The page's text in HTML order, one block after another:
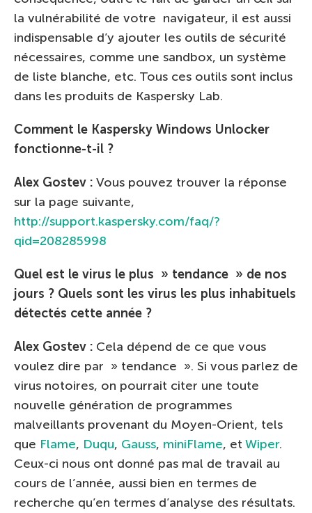
la vulnérabilité de votre navigateur, il est aussi
indispensable d’y ajouter les outils de sécurité
nécessaires, comme une sandbox, un système
de liste blanche, etc. Tous ces outils sont inclus
dans les produits de Kaspersky Lab.
Comment le Kaspersky Windows Unlocker
fonctionne-t-il ?
Alex Gostev : Vous pouvez trouver la réponse
sur la page suivante,
http://support.kaspersky.com/faq/?
qid=208285998
Quel est le virus le plus » tendance » de nos
jours ? Quels sont les virus les plus inhabituels
détectés cette année ?
Alex Gostev : Cela dépend de ce que vous
voulez dire par » tendance ». Si vous parlez de
virus notoires, on pourrait citer une toute
nouvelle génération de programmes
malveillants provenant du Moyen-Orient, tels
que Flame, Duqu, Gauss, miniFlame, et Wiper.
Ceux-ci nous ont donné pas mal de travail au
cours de l’année, aussi bien en termes de
recherche qu’en termes d’analyse des résultats.